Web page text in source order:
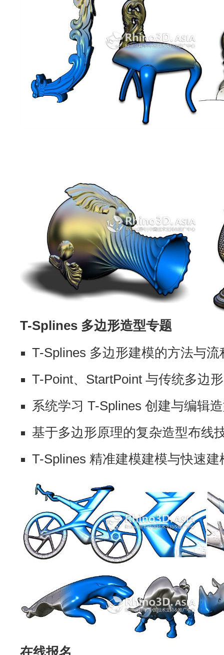
T-Splines 多边形造型专题
T-Splines 多边形建模的方法与流
T-Point、StartPoint 与传统多边
系统学习 T-Splines 创建与编辑
基于多边形原理的复杂造型布线
T-Splines 精准建模建模与快速建
在线报名